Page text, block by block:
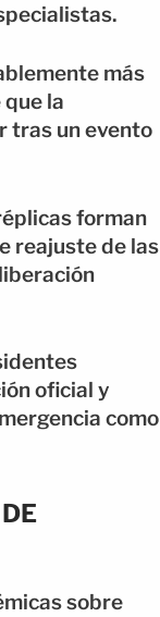
más
la
tras un evento
forman
reajuste de las
oficial y
como
sobre